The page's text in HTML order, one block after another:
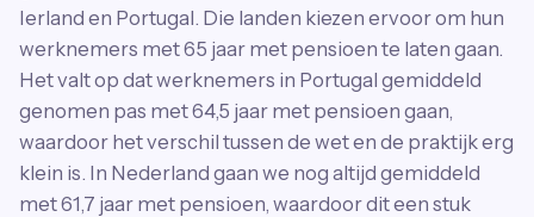
Ierland en Portugal. Die landen kiezen ervoor om hun
werknemers met 65 jaar met pensioen te laten gaan.
Het valt op dat werknemers in Portugal gemiddeld
genomen pas met 64,5 jaar met pensioen gaan,
waardoor het verschil tussen de wet en de praktijk erg
klein is. In Nederland gaan we nog altijd gemiddeld
met 61,7 jaar met pensioen, waardoor dit een stuk